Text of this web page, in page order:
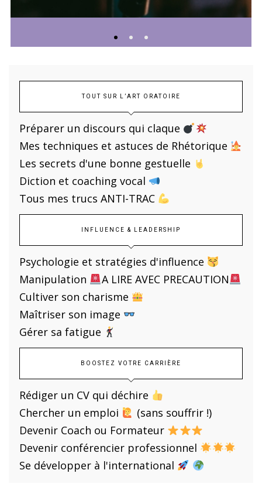
TOUT SUR L’ART ORATOIRE
Préparer un discours qui claque
Mes techniques et astuces de Rhétorique
Les secrets d'une bonne gestuelle
Diction et coaching vocal
Tous mes trucs ANTI-TRAC
INFLUENCE & LEADERSHIP
Psychologie et stratégies d'influence
Manipulation
A LIRE AVEC PRECAUTION
Cultiver son charisme
Maîtriser son image
Gérer sa fatigue
BOOSTEZ VOTRE CARRIÈRE
Rédiger un CV qui déchire
Chercher un emploi
(sans souffrir !)
Devenir Coach ou Formateur
Devenir conférencier professionnel
Se développer à l'international